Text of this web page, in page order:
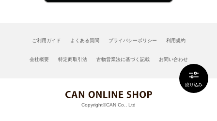
絞り込み
ご利用ガイド よくある質問 プライバシーポリシー 利用規約
会社概要 特定商取引法 古物営業法に基づく記載 お問い合わせ
Copyright©CAN Co., Ltd